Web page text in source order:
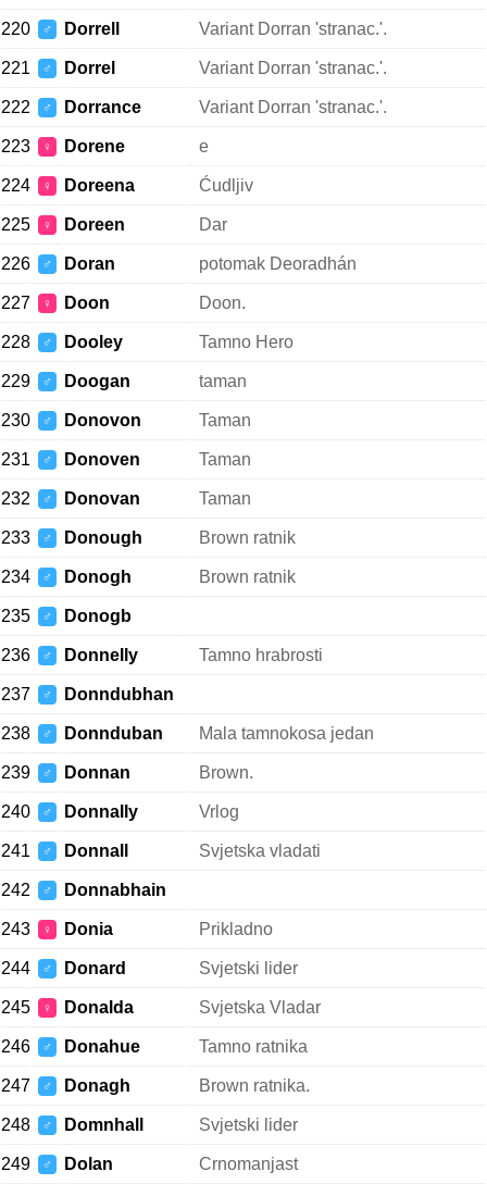
220 ♂ Dorrell Variant Dorran 'stranac.'.
221 ♂ Dorrel Variant Dorran 'stranac.'.
222 ♂ Dorrance Variant Dorran 'stranac.'.
223 ♀ Dorene e
224 ♀ Doreena Ćudljiv
225 ♀ Doreen Dar
226 ♂ Doran potomak Deoradhán
227 ♀ Doon Doon.
228 ♂ Dooley Tamno Hero
229 ♂ Doogan taman
230 ♂ Donovon Taman
231 ♂ Donoven Taman
232 ♂ Donovan Taman
233 ♂ Donough Brown ratnik
234 ♂ Donogh Brown ratnik
235 ♂ Donogb
236 ♂ Donnelly Tamno hrabrosti
237 ♂ Donndubhan
238 ♂ Donnduban Mala tamnokosa jedan
239 ♂ Donnan Brown.
240 ♂ Donnally Vrlog
241 ♂ Donnall Svjetska vladati
242 ♂ Donnabhain
243 ♀ Donia Prikladno
244 ♂ Donard Svjetski lider
245 ♀ Donalda Svjetska Vladar
246 ♂ Donahue Tamno ratnika
247 ♂ Donagh Brown ratnika.
248 ♂ Domnhall Svjetski lider
249 ♂ Dolan Crnomanjast